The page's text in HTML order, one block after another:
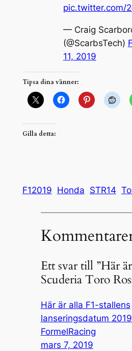
pic.twitter.com/
— Craig
(@ScarbsTech)
11, 2019
Tipsa dina vänner:
Gilla detta:
F12019 Honda STR14
Ett svar till ”Här
Scuderia Toro
Här är alla F1-stallens
lanseringsdatum 2019 |
FormelRacing
mars 7, 2019